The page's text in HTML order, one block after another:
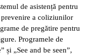
de asistență pentru
a coliziunilor
de pregătire pentru
Programele de
și „See and be seen”,